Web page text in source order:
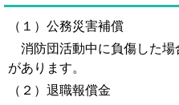
（１）公務災害補償
消防団活動中に負傷した場
があります。
（２）退職報償金